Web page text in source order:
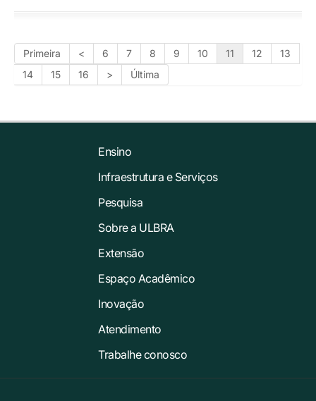
Primeira < 6 7 8 9 10 11 12
13
14
15 16 > Última
Ensino
Infraestrutura e Serviços
Pesquisa
Sobre a ULBRA
Extensão
Espaço Acadêmico
Inovação
Atendimento
Trabalhe conosco